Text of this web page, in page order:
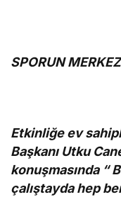
SPORUN
Etkinliğe ev
Başkanı Utku
konuşmasında “
çalıştayda hep